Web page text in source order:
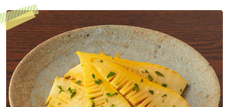
ご利用ガイド
よくあるご質問 サイトマップ
お問い合わせ カタログ請求
会社案内